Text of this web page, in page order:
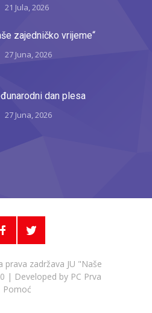
21 Jula, 2026
zajedničko vrijeme“
27 Juna, 2026
dan plesa
27 Juna, 2026
zadržava JU "Naše
| Developed by PC Prva
Pomoć